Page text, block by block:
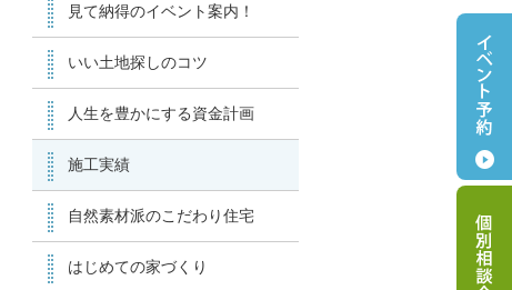
見て納得のイベント案内！
いい土地探しのコツ
人生を豊かにする資金計画
施工実績
自然素材派のこだわり住宅
はじめての家づくり